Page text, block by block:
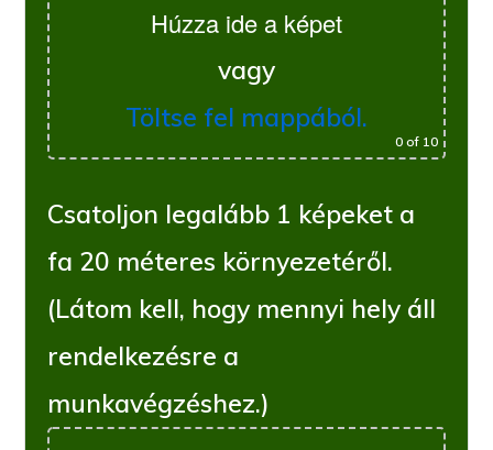
Húzza ide a képet
vagy
Töltse fel mappából.
0of 10
Csatoljon legalább 1 képeket a
fa 20 méteres környezetéről.
(Látom kell, hogy mennyi hely áll
rendelkezésre a
munkavégzéshez.)